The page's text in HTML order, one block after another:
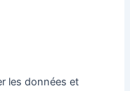
les données et